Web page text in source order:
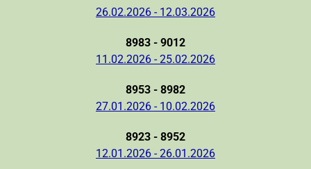
26.02.2026 - 12.03.2026
8983 - 9012
11.02.2026 - 25.02.2026
8953 - 8982
27.01.2026 - 10.02.2026
8923 - 8952
12.01.2026 - 26.01.2026